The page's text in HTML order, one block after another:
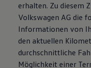
erhalten. Zu diesem
Volkswagen AG die
Informationen von
den aktuellen
durchschnittliche
Möglichkeit einer